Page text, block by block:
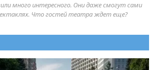
много интересного. Они даже смогут сами
Что гостей театра ждет еще?